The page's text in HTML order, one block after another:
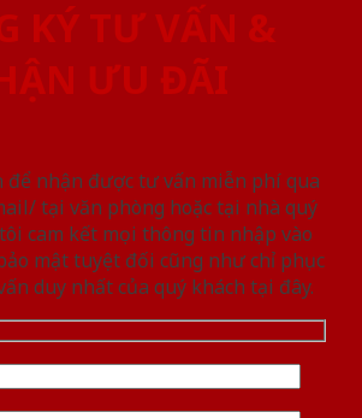
KÝ TƯ VẤN &
ƯU ĐÃI
nhận được tư vấn miễn phí qua
tại văn phòng hoặc tại nhà quý
cam kết mọi thông tin nhập vào
mật tuyệt đối cũng như chỉ phục
duy nhất của quý khách tại đây.